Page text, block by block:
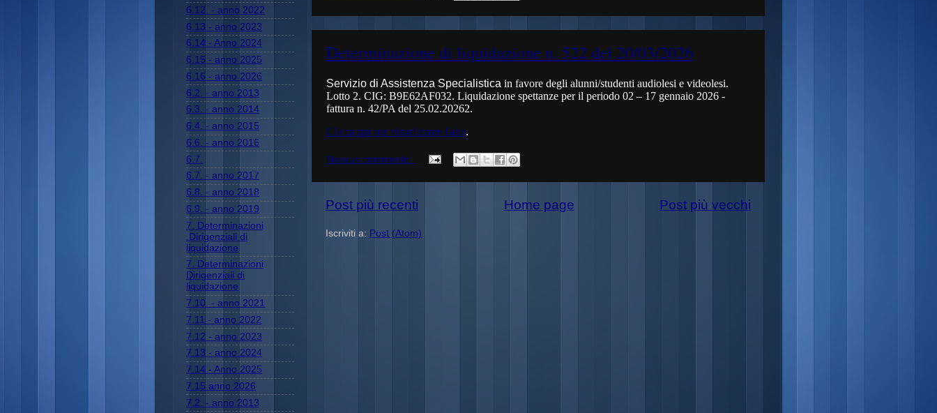
Determinazione di liquidazione n. 522 del 20/03/2026
Servizio di Assistenza Specialistica in favore degli alunni/studenti audiolesi e videolesi.
Lotto 2. CIG: B9E62AF032. Liquidazione spettanze per il periodo 02 – 17 gennaio 2026 -
fattura n. 42/PA del 25.02.20262.
Clicca qui per visualizzare l'atto.
Nessun commento:
Post più recenti Post più vecchi
Home page
Iscriviti a: Post (Atom)
6.12. - anno 2022
6.13 - anno 2023
6.14 - Anno 2024
6.15 - anno 2025
6.16 - anno 2026
6.2. - anno 2013
6.3. - anno 2014
6.4. - anno 2015
6.6. - anno 2016
6.7.
6.7. - anno 2017
6.8. - anno 2018
6.9. - anno 2019
7. Determinazioni
.Dirigenziali di
liquidazione
7. Determinazioni
Dirigenziali di
liquidazione
7.10. - anno 2021
7.11 - anno 2022
7.12 - anno 2023
7.13 - anno 2024
7.14 - Anno 2025
7.15 anno 2026
7.2. - anno 2013